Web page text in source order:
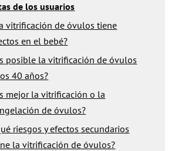
de los usuarios
vitrificación de óvulos tiene
en el bebé?
posible la vitrificación de óvulos
40 años?
mejor la vitrificación o la
de óvulos?
riesgos y efectos secundarios
la vitrificación de óvulos?